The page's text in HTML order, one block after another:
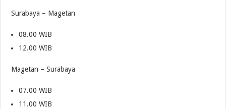
Surabaya – Magetan
08.00 WIB
12.00 WIB
Magetan – Surabaya
07.00 WIB
11.00 WIB